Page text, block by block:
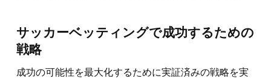
サッカーベッティングで成功するための
戦略
成功の可能性を最大化するために実証済みの戦略を実